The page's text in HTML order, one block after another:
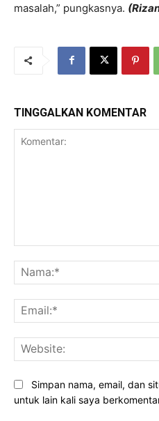
masalah,” pungkasnya.
TINGGALKAN KOMENTAR
Simpan nama, email, dan
untuk lain kali saya